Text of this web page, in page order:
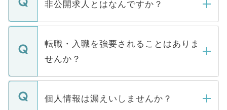
ます。通常、5営業日以内にはご連絡をせて
いただきますので、しばらくお待ちくださ
非公開求人とはなんですか？
マイナビDOCTORで取り扱っている求人の
うち約3割は、Webサイトからご覧いただ
けない「非公開求人」です。非公開求人は
下記の理由によって、一般には公開してい
ません。
■応募殺到を避けるため 人気のある医療機
転職・入職を強要されることはありま
せんか？
転職・入職を強要することは一切ありませ
ん。また、仮に応募先から内定をいただい
個人情報は漏えいしませんか？